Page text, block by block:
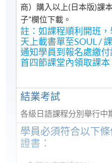
商）購入以上(日本版)課
子"欄位下載。
註：如課程順利開班
天上載書單至SOUL /
通知學員到報名處繳
首四節課堂內領取課本
結業考試
各級日語課程分別舉行中
學員必須符合以下
證書：